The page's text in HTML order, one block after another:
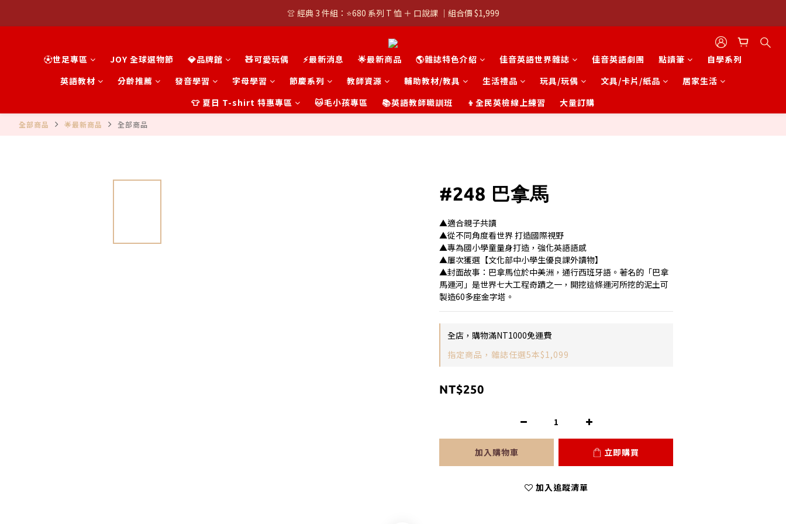
👚 經典 3 件組：⭐680 系列 T 恤 ＋ 口說課 ｜組合價 $1,999
👚 經典 3 件組：⭐680 系列 T 恤 ＋ 口說課 ｜組合價 $1,999
潮T任選兩件$1000
👚 經典 3 件組：⭐680 系列 T 恤 ＋ 口說課 ｜組合價 $1,999
⚽世足專區 JOY 全球選物節 💎品牌館 🧸可愛玩偶 ⚡最新消息 🌟最新商品 🌎雜誌特色介紹 佳音英語世界雜誌 佳音英語劇團 點讀筆
自學系列
英語教材
分齡推薦 發音學習 字母學習 節慶系列 教師資源 輔助教材/教具 生活禮品 玩具/玩偶 文具/卡片/紙品
居家生活
👕 夏日 T-shirt 特惠專區
🐱毛小孩專區 📚英語教師職訓班 👦全民英檢線上練習 大量訂購
全部商品 🌟最新商品 全部商品
#248 巴拿馬
▲適合親子共讀
▲從不同角度看世界 打造國際視野
▲專為國小學童量身打造，強化英語語感
▲屢次獲選【文化部中小學生優良課外讀物】
▲封面故事：巴拿馬位於中美洲，通行西班牙語。著名的「巴拿
馬運河」是世界七大工程奇蹟之一，開挖這條運河所挖的泥土可
製造60多座金字塔。
全店，購物滿NT1000免運費
指定商品，雜誌任選5本$1,099
NT$250
加入購物車 立即購買
加入追蹤清單